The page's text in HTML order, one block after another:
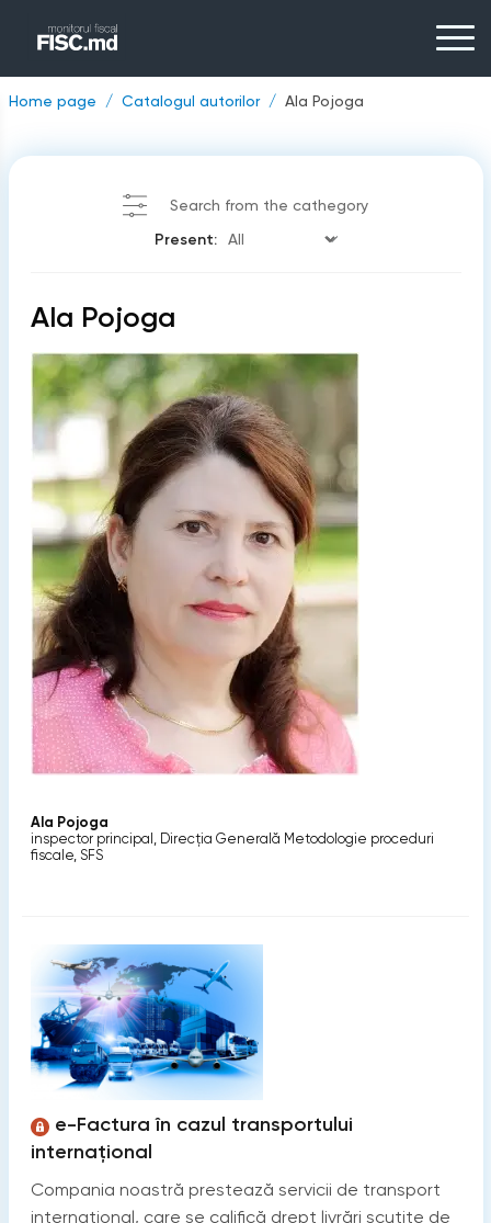
Home page Catalogul autorilor Ala Pojoga
Search from the cathegory
Present:
Ala Pojoga
Ala Pojoga
inspector principal, Direcția Generală Metodologie proceduri
fiscale, SFS
e-Factura în cazul transportului
internațional
Compania noastră prestează servicii de transport
internațional, care se califică drept livrări scutite de